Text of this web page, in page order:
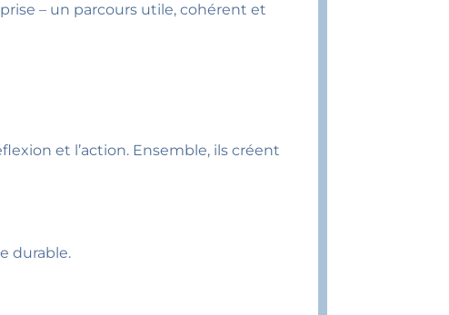
– un parcours utile, cohérent et
et l’action. Ensemble, ils créent
durable.